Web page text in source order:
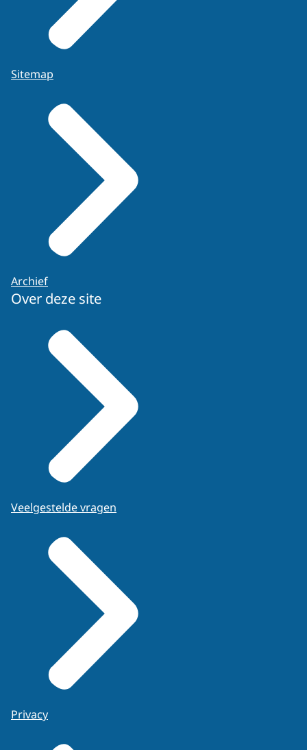
Sitemap
Archief
Over deze site
Veelgestelde vragen
Privacy